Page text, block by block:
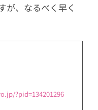
が、なるべく早く
?pid=134201296